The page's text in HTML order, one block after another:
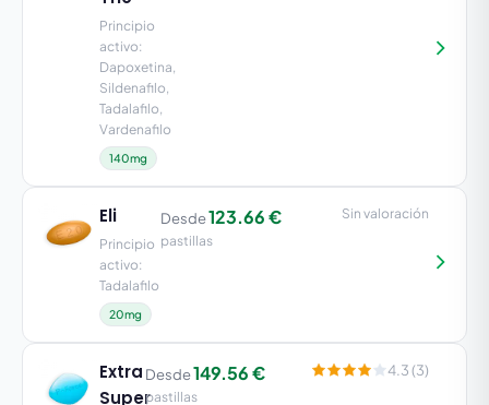
Extra
Super
Desde149.56 €
pastillas
4.3 (3)
Eli
Principio
activo:
Tadalafilo
20mg
Desde123.66 €
pastillas
Sin valoración
Principio
activo:
Dapoxetina,
Sildenafilo,
Tadalafilo,
Vardenafilo
140mg